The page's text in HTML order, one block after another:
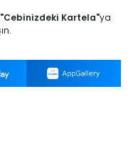
"Cebinizdeki Kartela"ya